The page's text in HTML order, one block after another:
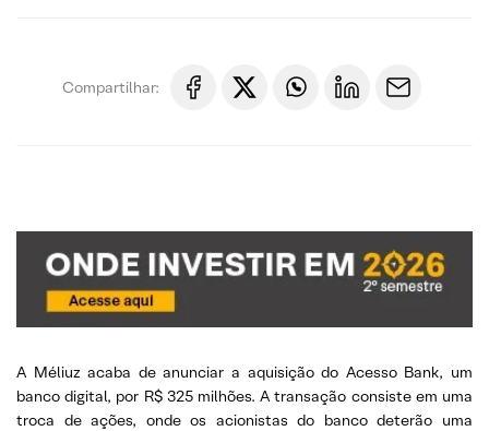
Compartilhar:
A Méliuz acaba de anunciar a aquisição do Acesso Bank, um
banco digital, por R$ 325 milhões. A transação consiste em uma
troca de ações, onde os acionistas do banco deterão uma